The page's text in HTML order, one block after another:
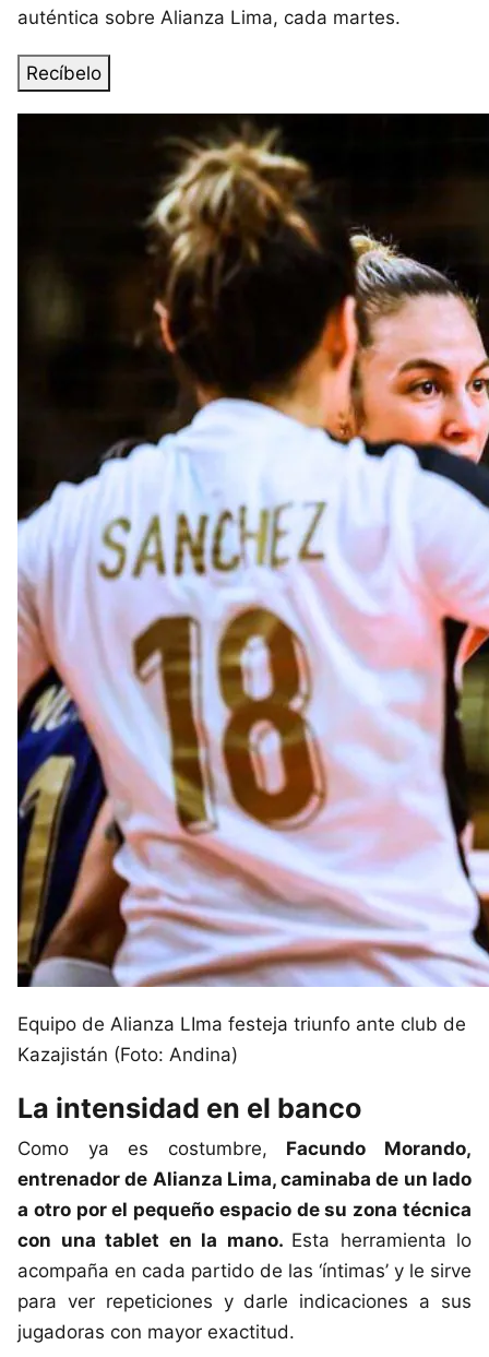
auténtica sobre Alianza Lima, cada martes.
Recíbelo
Equipo de Alianza LIma festeja triunfo ante club de
Kazajistán (Foto: Andina)
La intensidad en el banco
Como ya es costumbre, Facundo Morando,
entrenador de Alianza Lima, caminaba de un lado
a otro por el pequeño espacio de su zona técnica
con una tablet en la mano. Esta herramienta lo
acompaña en cada partido de las ‘íntimas’ y le sirve
para ver repeticiones y darle indicaciones a sus
jugadoras con mayor exactitud.